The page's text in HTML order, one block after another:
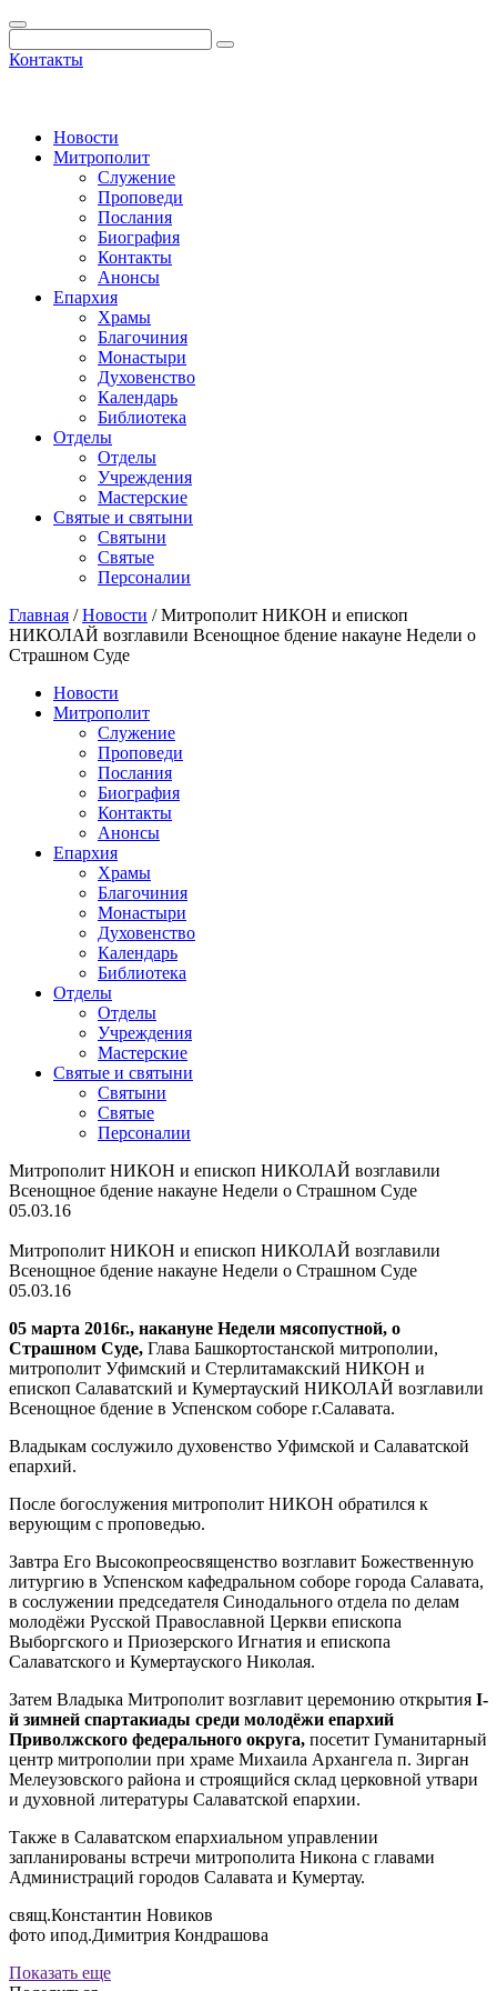
Контакты
Новости
Митрополит
Служение
Проповеди
Послания
Биография
Контакты
Анонсы
Епархия
Храмы
Благочиния
Монастыри
Духовенство
Календарь
Библиотека
Отделы
Отделы
Учреждения
Мастерские
Святые и святыни
Cвятыни
Cвятые
Персоналии
Главная /Новости /Митрополит НИКОН и епископ
НИКОЛАЙ возглавили Всенощное бдение накауне Недели о
Страшном Суде
Новости
Митрополит
Служение
Проповеди
Послания
Биография
Контакты
Анонсы
Епархия
Храмы
Благочиния
Монастыри
Духовенство
Календарь
Библиотека
Отделы
Отделы
Учреждения
Мастерские
Святые и святыни
Cвятыни
Cвятые
Персоналии
Митрополит НИКОН и епископ НИКОЛАЙ возглавили
Всенощное бдение накауне Недели о Страшном Суде
05.03.16
Митрополит НИКОН и епископ НИКОЛАЙ возглавили
Всенощное бдение накауне Недели о Страшном Суде
05.03.16
05 марта 2016г., накануне Недели мясопустной, о
Страшном Суде, Глава Башкортостанской митрополии,
митрополит Уфимский и Стерлитамакский НИКОН и
епископ Салаватский и Кумертауский НИКОЛАЙ возглавили
Всенощное бдение в Успенском соборе г.Салавата.
Владыкам сослужило духовенство Уфимской и Салаватской
епархий.
После богослужения митрополит НИКОН обратился к
верующим с проповедью.
Завтра Его Высокопреосвященство возглавит Божественную
литургию в Успенском кафедральном соборе города Салавата,
в сослужении председателя Синодального отдела по делам
молодёжи Русской Православной Церкви епископа
Выборгского и Приозерского Игнатия и епископа
Салаватского и Кумертауского Николая.
Затем Владыка Митрополит возглавит церемонию открытия I-
й зимней спартакиады среди молодёжи епархий
Приволжского федерального округа, посетит Гуманитарный
центр митрополии при храме Михаила Архангела п. Зирган
Мелеузовского района и строящийся склад церковной утвари
и духовной литературы Салаватской епархии.
Также в Салаватском епархиальном управлении
запланированы встречи митрополита Никона с главами
Администраций городов Салавата и Кумертау.
свящ.Константин Новиков
фото ипод.Димитрия Кондрашова
Показать еще